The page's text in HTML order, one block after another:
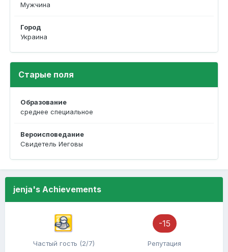
Мужчина
Город
Украина
Старые поля
Образование
среднее специальное
Вероисповедание
Свидетель Иеговы
jenja's Achievements
Частый гость (2/7)
-15
Репутация